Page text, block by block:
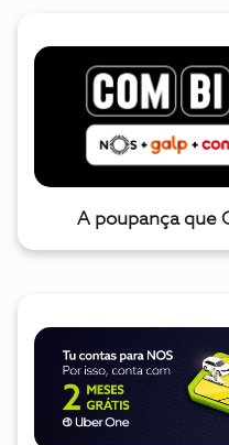
A poupança que